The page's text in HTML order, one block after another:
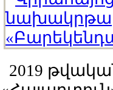
2019